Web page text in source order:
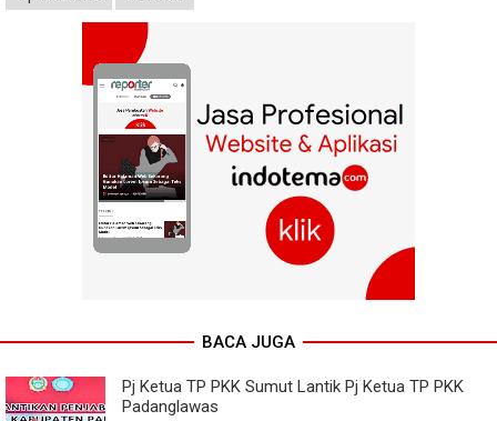
BACA JUGA
Pj Ketua TP PKK Sumut Lantik Pj Ketua TP PKK
Padanglawas